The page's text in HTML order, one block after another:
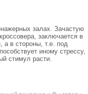
залах. Зачастую
заключается в
а в стороны, т.е. под
иному стрессу,
стимул расти.